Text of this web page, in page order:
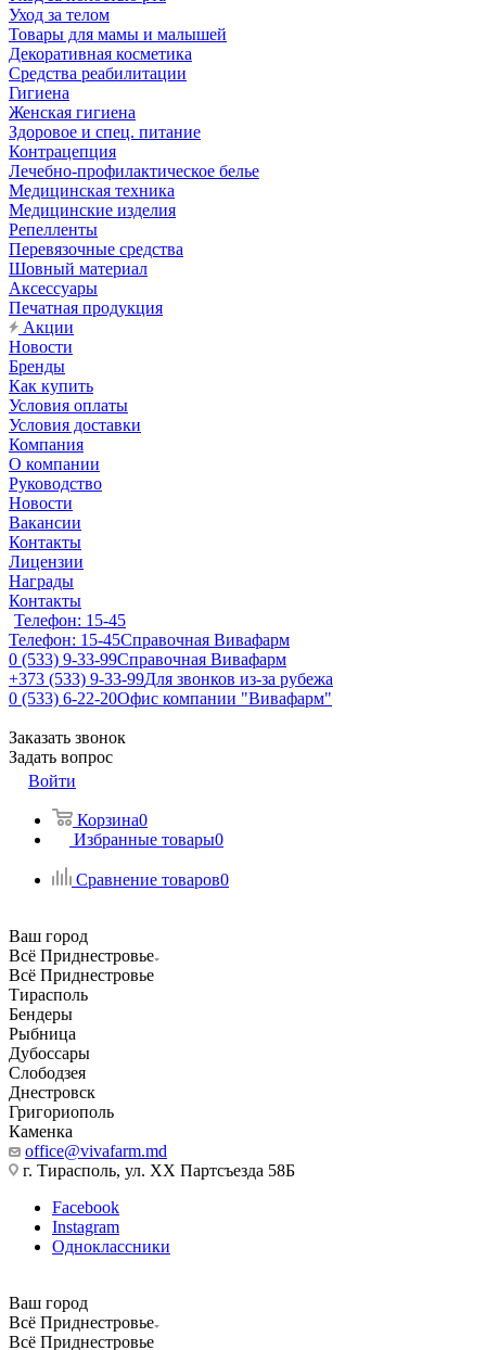
Уход за телом
Товары для мамы и малышей
Декоративная косметика
Средства реабилитации
Гигиена
Женская гигиена
Здоровое и спец. питание
Контрацепция
Лечебно-профилактическое белье
Медицинская техника
Медицинские изделия
Репелленты
Перевязочные средства
Шовный материал
Аксессуары
Печатная продукция
Акции
Новости
Бренды
Как купить
Условия оплаты
Условия доставки
Компания
О компании
Руководство
Новости
Вакансии
Контакты
Лицензии
Награды
Контакты
Телефон: 15-45
Телефон: 15-45Справочная Вивафарм
0 (533) 9-33-99Справочная Вивафарм
+373 (533) 9-33-99Для звонков из-за рубежа
0 (533) 6-22-20Офис компании "Вивафарм"
Заказать звонок
Задать вопрос
Войти
Корзина0
Избранные товары0
Сравнение товаров0
Ваш город
Всё Приднестровье
Всё Приднестровье
Тирасполь
Бендеры
Рыбница
Дубоссары
Слободзея
Днестровск
Григориополь
Каменка
office@vivafarm.md
г. Тирасполь, ул. ХХ Партсъезда 58Б
Facebook
Instagram
Одноклассники
Ваш город
Всё Приднестровье
Всё Приднестровье